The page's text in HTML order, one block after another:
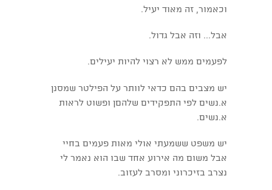
וכאמור, זה מאוד יעיל.
אבל... וזה אבל גדול.
לפעמים ממש לא רצוי להיות יעילים.
יש מצבים בהם כדאי לוותר על הפילטר שמסנן
א.נשים לפי התפקידים שלהםן ופשוט לראות
א.נשים.
יש משפט ששמעתי אולי מאות פעמים בחיי
אבל משום מה אירוע אחד שבו הוא נאמר לי
נצרב בזיכרוני ומסרב לעזוב.